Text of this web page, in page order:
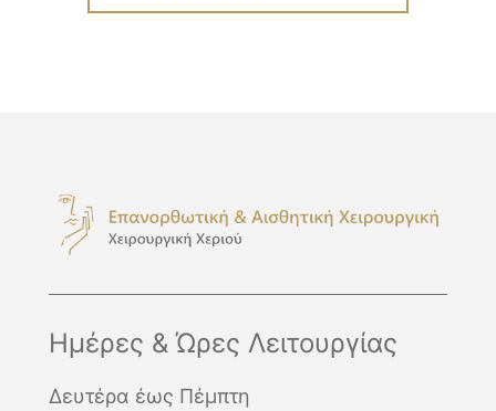
Ημέρες & Ώρες Λειτουργίας
Δευτέρα έως Πέμπτη